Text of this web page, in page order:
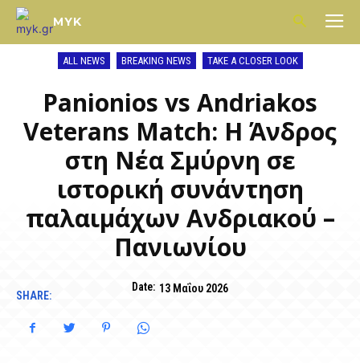
MYK
ALL NEWS BREAKING NEWS TAKE A CLOSER LOOK
Panionios vs Andriakos
Veterans Match: Η Άνδρος
στη Νέα Σμύρνη σε
ιστορική συνάντηση
παλαιμάχων Ανδριακού –
Πανιωνίου
Date: 13 Μαΐου 2026
SHARE: